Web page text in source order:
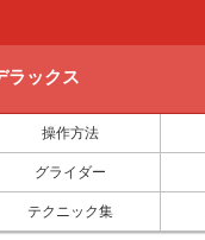
ラックス
操作方法
グライダー
テクニック集